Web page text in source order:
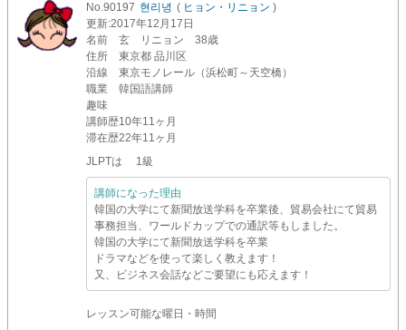
No.90197 현리녕 ( ヒョン・リニョン )
更新:2017年12月17日
名前
玄 リニョン 38歳
住所
東京都 品川区
沿線
東京モノレール（浜松町～天空橋）
職業
韓国語講師
趣味
講師歴10年11ヶ月
滞在歴22年11ヶ月
JLPTは 1級
講師になった理由
韓国の大学にて新聞放送学科を卒業後、貿易会社にて貿易
事務担当、ワールドカップでの通訳等もしました。
韓国の大学にて新聞放送学科を卒業
ドラマなどを使って楽しく教えます！
又、ビジネス会話などご要望にも応えます！
レッスン可能な曜日・時間